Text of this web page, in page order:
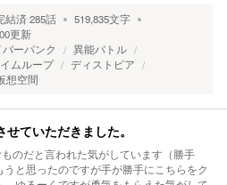
結済285話 519,835文字
更新
ーパンク
異能バトル
ムループ
ディストピア
想空間
ていただきました。
のだと言われた気がしています（勝手
と思ったのですが手が勝手にこちらをク